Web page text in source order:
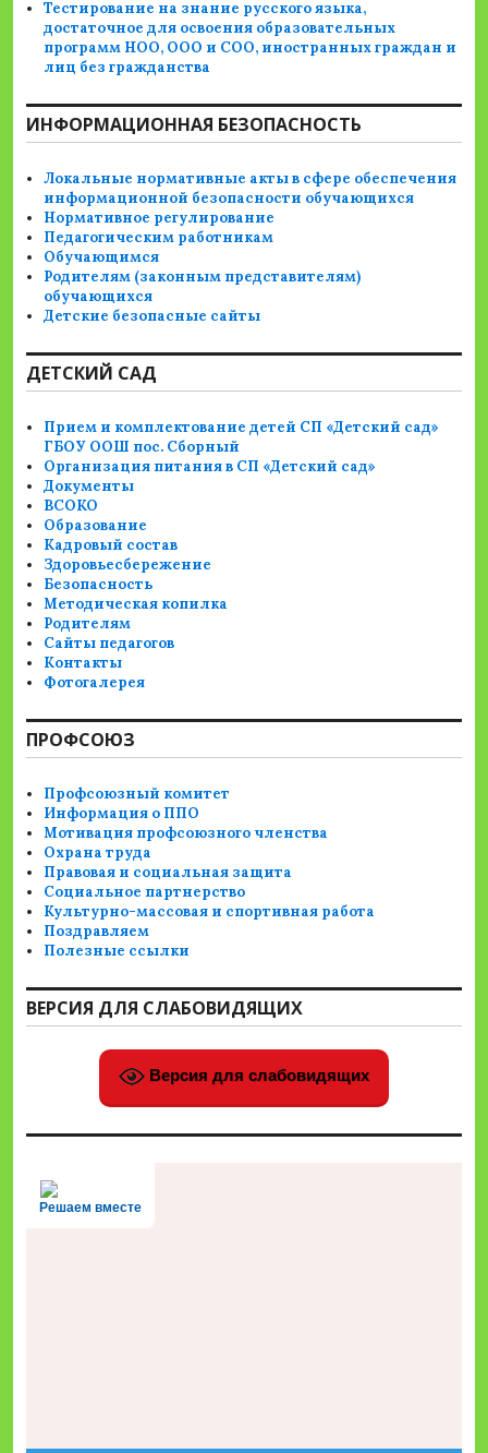
Тестирование на знание русского языка,
достаточное для освоения образовательных
программ НОО, ООО и СОО, иностранных граждан и
лиц без гражданства
ИНФОРМАЦИОННАЯ БЕЗОПАСНОСТЬ
Локальные нормативные акты в сфере обеспечения
информационной безопасности обучающихся
Нормативное регулирование
Педагогическим работникам
Обучающимся
Родителям (законным представителям)
обучающихся
Детские безопасные сайты
ДЕТСКИЙ САД
Прием и комплектование детей СП «Детский сад»
ГБОУ ООШ пос. Сборный
Организация питания в СП «Детский сад»
Документы
ВСОКО
Образование
Кадровый состав
Здоровьесбережение
Безопасность
Методическая копилка
Родителям
Сайты педагогов
Контакты
Фотогалерея
ПРОФСОЮЗ
Профсоюзный комитет
Информация о ППО
Мотивация профсоюзного членства
Охрана труда
Правовая и социальная защита
Социальное партнерство
Культурно-массовая и спортивная работа
Поздравляем
Полезные ссылки
ВЕРСИЯ ДЛЯ СЛАБОВИДЯЩИХ
Версия для слабовидящих
Решаем вместе